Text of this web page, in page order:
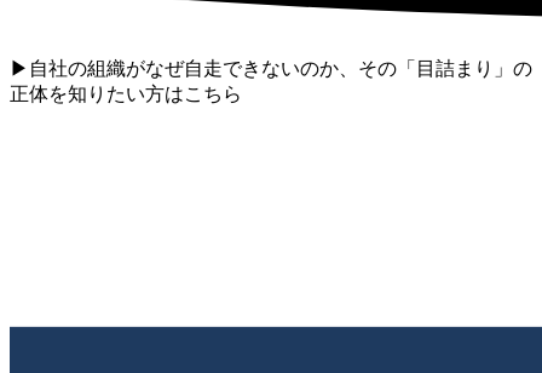
▶ 自社の組織がなぜ自走できないのか、その「目詰まり」の
正体を知りたい方はこちら